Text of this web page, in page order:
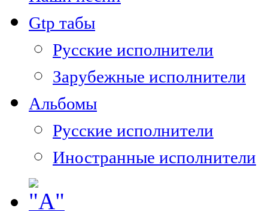
Gtp табы
Русские исполнители
Зарубежные исполнители
Альбомы
Русские исполнители
Иностранные исполнители